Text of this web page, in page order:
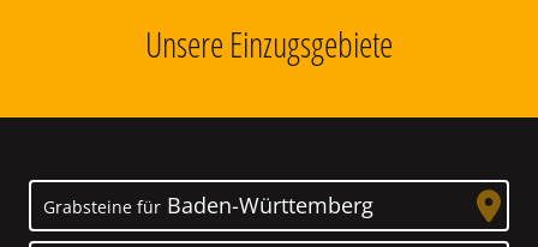
Unsere Einzugsgebiete
Grabsteine für Baden-Württemberg